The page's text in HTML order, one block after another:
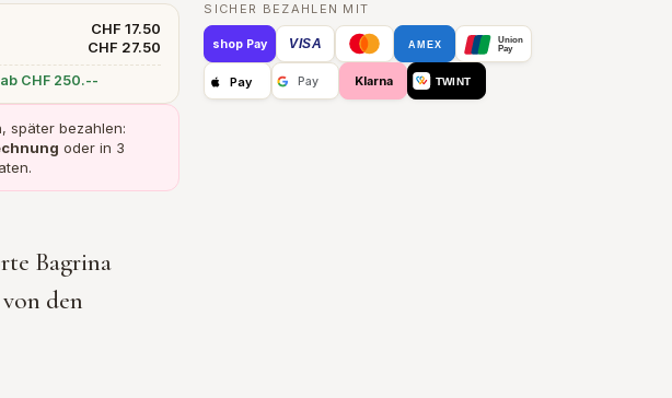
CHF 17.50
CHF 27.50
CHF 250.--
später bezahlen:
oder in 3
SICHER BEZAHLEN MIT
shop Pay VISA AMEX
Union
Pay
Pay Pay Klarna TWINT
Bagrina
den